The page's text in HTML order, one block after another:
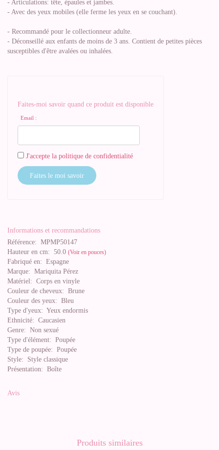
- Articulations: tête, épaules et jambes.
- Avec des yeux mobiles (elle ferme les yeux en se couchant).
- Recommandé pour le collectionneur adulte.
- Déconseillé aux enfants de moins de 3 ans. Contient de petites pièces
susceptibles d'être avalées ou inhalées.
Faites-moi savoir quand ce produit est disponible
Email :
J'accepte la politique de confidentialité
Faites le moi savoir
Informations et recommandations
Référence: MPMP50147
Hauteur en cm: 50.0 (Voir en pouces)
Fabriqué en: Espagne
Marque: Mariquita Pérez
Matériel: Corps en vinyle
Couleur de cheveux: Brune
Couleur des yeux: Bleu
Type d'yeux: Yeux endormis
Ethnicité: Caucasien
Genre: Non sexué
Type d'élément: Poupée
Type de poupée: Poupée
Style: Style classique
Présentation: Boîte
Avis
Produits similaires